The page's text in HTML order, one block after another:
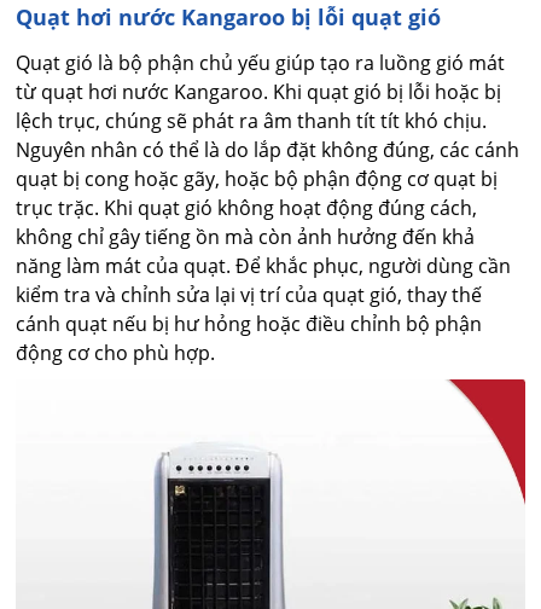
Quạt hơi nước Kangaroo bị lỗi quạt gió
Quạt gió là bộ phận chủ yếu giúp tạo ra luồng gió mát
từ quạt hơi nước Kangaroo. Khi quạt gió bị lỗi hoặc bị
lệch trục, chúng sẽ phát ra âm thanh tít tít khó chịu.
Nguyên nhân có thể là do lắp đặt không đúng, các cánh
quạt bị cong hoặc gãy, hoặc bộ phận động cơ quạt bị
trục trặc. Khi quạt gió không hoạt động đúng cách,
không chỉ gây tiếng ồn mà còn ảnh hưởng đến khả
năng làm mát của quạt. Để khắc phục, người dùng cần
kiểm tra và chỉnh sửa lại vị trí của quạt gió, thay thế
cánh quạt nếu bị hư hỏng hoặc điều chỉnh bộ phận
động cơ cho phù hợp.